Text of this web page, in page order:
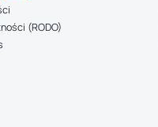
(RODO)